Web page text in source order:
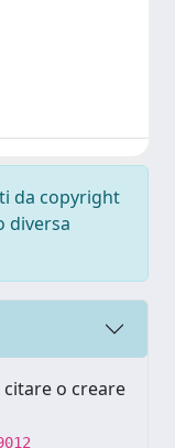
da copyright
diversa
o creare